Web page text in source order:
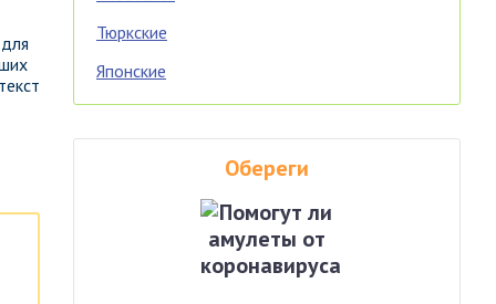
Тюркские
Японские
Обереги